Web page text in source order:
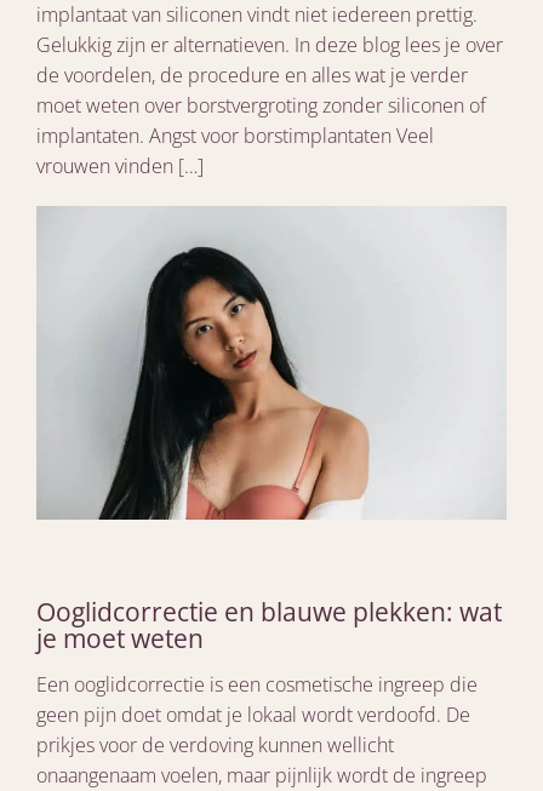
implantaat van siliconen vindt niet iedereen prettig.
Gelukkig zijn er alternatieven. In deze blog lees je over
de voordelen, de procedure en alles wat je verder
moet weten over borstvergroting zonder siliconen of
implantaten. Angst voor borstimplantaten Veel
vrouwen vinden […]
Ooglidcorrectie en blauwe plekken: wat
je moet weten
Een ooglidcorrectie is een cosmetische ingreep die
geen pijn doet omdat je lokaal wordt verdoofd. De
prikjes voor de verdoving kunnen wellicht
onaangenaam voelen, maar pijnlijk wordt de ingreep